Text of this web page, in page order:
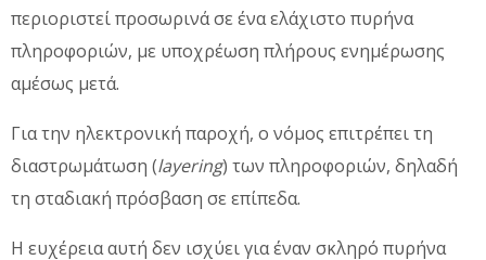
περιοριστεί προσωρινά σε ένα ελάχιστο πυρήνα
πληροφοριών, με υποχρέωση πλήρους ενημέρωσης
αμέσως μετά.
Για την ηλεκτρονική παροχή, ο νόμος επιτρέπει τη
διαστρωμάτωση (layering) των πληροφοριών, δηλαδή
τη σταδιακή πρόσβαση σε επίπεδα.
Η ευχέρεια αυτή δεν ισχύει για έναν σκληρό πυρήνα